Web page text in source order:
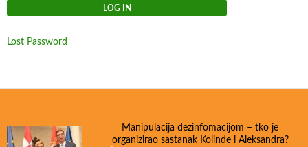
Lost Password
Manipulacija dezinfomacijom – tko je
organizirao sastanak Kolinde i Aleksandra?